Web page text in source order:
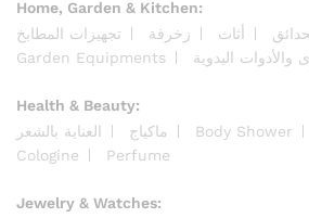
Home, Garden & Kitchen:
تجهيزات المطابخ
زخرفة أثاث
Garden Equipments
والأدوات اليدوية
Health & Beauty:
العناية بالشعر
ماكياج Body Shower
Cologine
Perfume
Jewelry & Watches: